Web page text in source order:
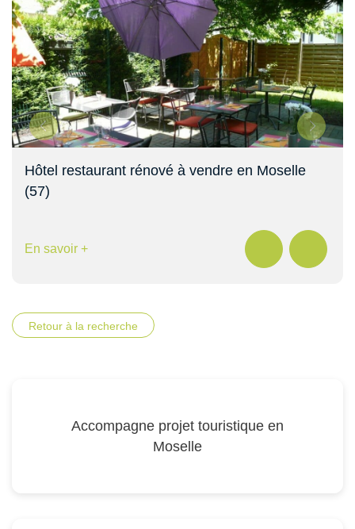
Hôtel restaurant rénové à vendre en Moselle
(57)
En savoir +
Retour à la recherche
Accompagne projet touristique en
Moselle